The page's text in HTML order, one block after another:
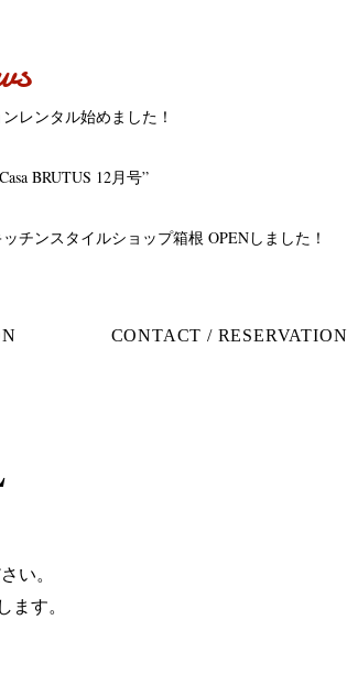
レンタル始めました！
BRUTUS 12月号”
トーヨーキッチンスタイルショップ箱根 OPENしました！
CONTACT / RESERVATION
い。
す。